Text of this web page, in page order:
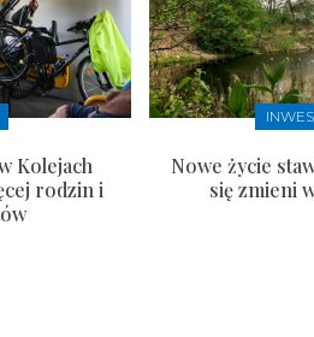
Kolejach
rodzin i
Nowe życie
się zmieni